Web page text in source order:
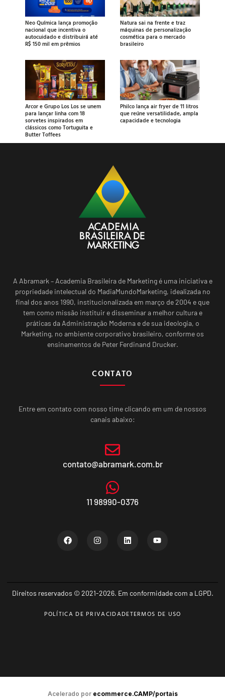
Neo Química lança promoção
nacional que incentiva o
autocuidado e distribuirá até
R$ 150 mil em prêmios
Natura sai na frente e traz
máquinas de personalização
cosmética para o mercado
brasileiro
Arcor e Grupo Los Los se unem
para lançar linha com 18
sorvetes inspirados em
clássicos como Tortuguita e
Butter Toffees
Philco lança air fryer de 11 litros
que reúne versatilidade, ampla
capacidade e tecnologia
A Abramark – Academia Brasileira de Marketing é uma iniciativa e
propriedade intelectual do MadiaMundoMarketing, idealizada no
final dos anos 1990, institucionalizada em março de 2004 e que
tem como missão instituir e disseminar a melhor cultura e
práticas da Administração Moderna e de sua ideologia, o
Marketing, no ambiente corporativo brasileiro, conforme os
ensinamentos de Peter Ferdinand Drucker.
CONTATO
Entre em contato com nosso time clicando em um de nossos
canais abaixo:
contato@abramark.com.br
11 98990-0376
Direitos reservados © 2021-2026. Em conformidade com a LGPD.
POLÍTICA DE PRIVACIDADETERMOS DE USO
Acelerado por ecommerce.CAMP/portais